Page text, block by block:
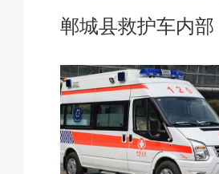
郸城县救护车内部